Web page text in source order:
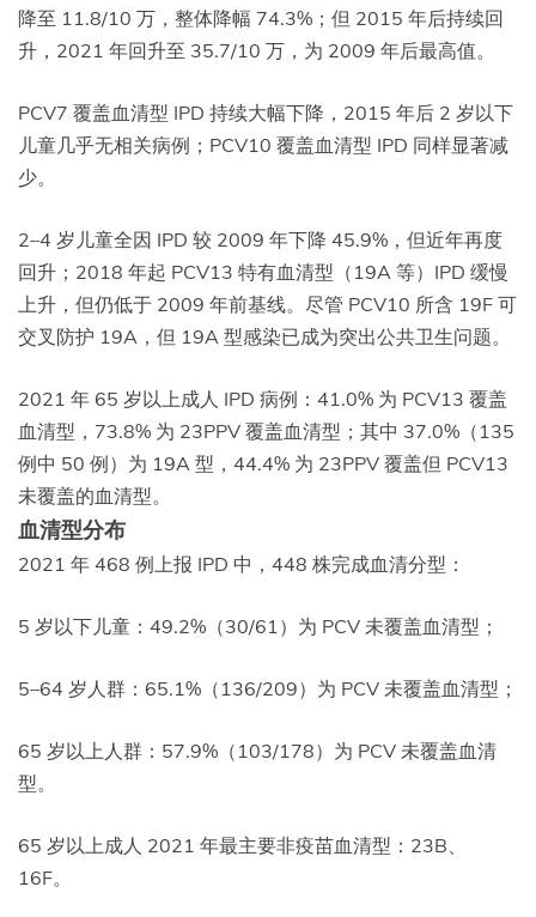
降至 11.8/10 万，整体降幅 74.3%；但 2015 年后持续回
升，2021 年回升至 35.7/10 万，为 2009 年后最高值。
PCV7 覆盖血清型 IPD 持续大幅下降，2015 年后 2 岁以下
儿童几乎无相关病例；PCV10 覆盖血清型 IPD 同样显著减
少。
2–4 岁儿童全因 IPD 较 2009 年下降 45.9%，但近年再度
回升；2018 年起 PCV13 特有血清型（19A 等）IPD 缓慢
上升，但仍低于 2009 年前基线。尽管 PCV10 所含 19F 可
交叉防护 19A，但 19A 型感染已成为突出公共卫生问题。
2021 年 65 岁以上成人 IPD 病例：41.0% 为 PCV13 覆盖
血清型，73.8% 为 23PPV 覆盖血清型；其中 37.0%（135
例中 50 例）为 19A 型，44.4% 为 23PPV 覆盖但 PCV13
未覆盖的血清型。
血清型分布
2021 年 468 例上报 IPD 中，448 株完成血清分型：
5 岁以下儿童：49.2%（30/61）为 PCV 未覆盖血清型；
5–64 岁人群：65.1%（136/209）为 PCV 未覆盖血清型；
65 岁以上人群：57.9%（103/178）为 PCV 未覆盖血清
型。
65 岁以上成人 2021 年最主要非疫苗血清型：23B、
16F。